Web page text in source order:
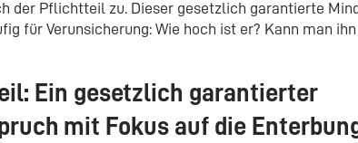
der Pflichtteil zu. Dieser gesetzlich garantierte
für Verunsicherung: Wie hoch ist er? Kann man
Ein gesetzlich garantierter
mit Fokus auf die